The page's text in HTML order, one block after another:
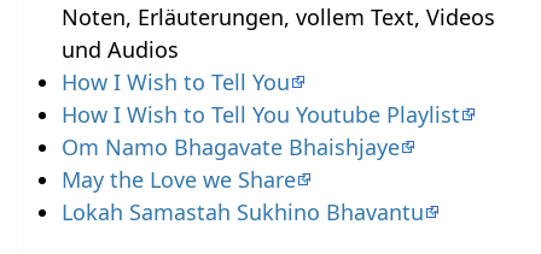
Noten, Erläuterungen, vollem Text, Videos
und Audios
How I Wish to Tell You
How I Wish to Tell You Youtube Playlist
Om Namo Bhagavate Bhaishjaye
May the Love we Share
Lokah Samastah Sukhino Bhavantu